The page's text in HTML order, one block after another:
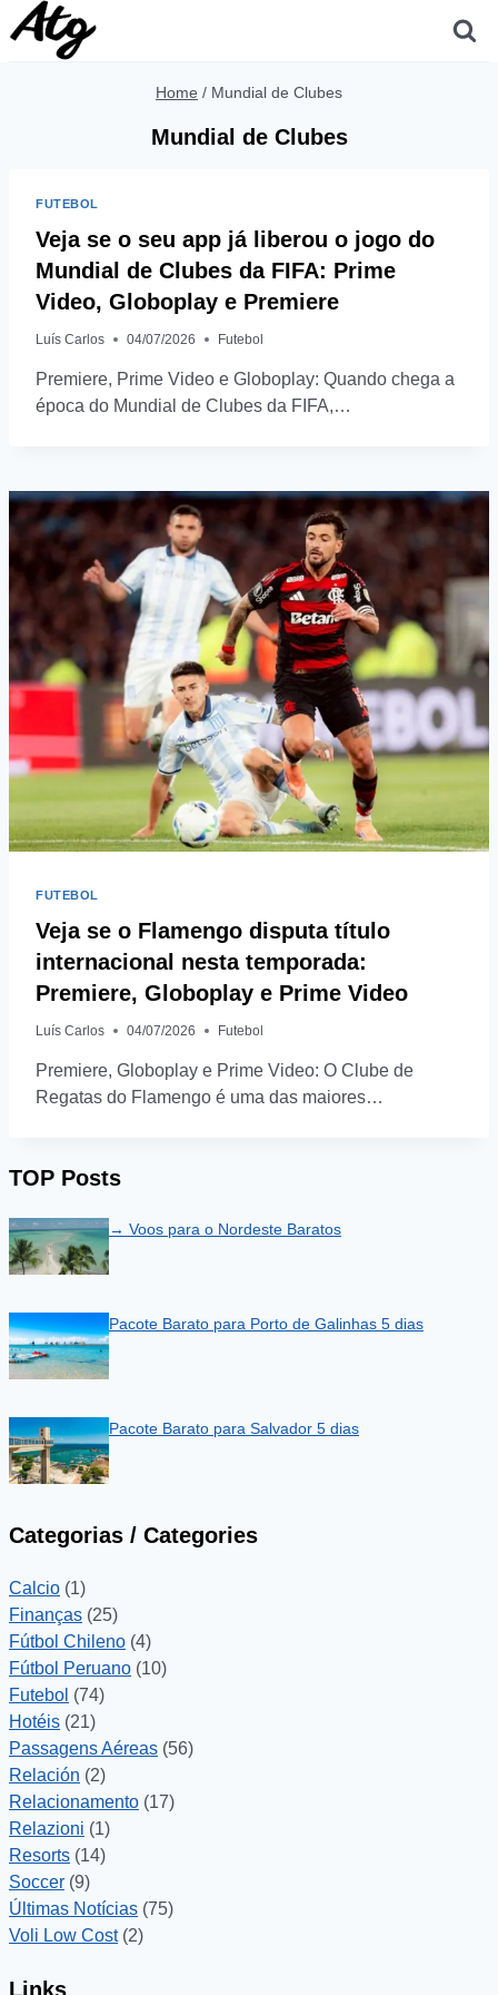
Skip
to
Home / Mundial de Clubes
Mundial de Clubes
FUTEBOL
Veja se o seu app já liberou o jogo do
Mundial de Clubes da FIFA: Prime
Video, Globoplay e Premiere
Luís Carlos 04/07/2026 Futebol
Premiere, Prime Video e Globoplay: Quando chega a
época do Mundial de Clubes da FIFA,…
FUTEBOL
Veja se o Flamengo disputa título
internacional nesta temporada:
Premiere, Globoplay e Prime Video
Luís Carlos 04/07/2026 Futebol
Premiere, Globoplay e Prime Video: O Clube de
Regatas do Flamengo é uma das maiores…
TOP Posts
→ Voos para o Nordeste Baratos
Pacote Barato para Porto de Galinhas 5 dias
Pacote Barato para Salvador 5 dias
Categorias / Categories
Calcio (1)
Finanças (25)
Fútbol Chileno (4)
Fútbol Peruano (10)
Futebol (74)
Hotéis (21)
Passagens Aéreas (56)
Relación (2)
Relacionamento (17)
Relazioni (1)
Resorts (14)
Soccer (9)
Últimas Notícias (75)
Voli Low Cost(2)
Links